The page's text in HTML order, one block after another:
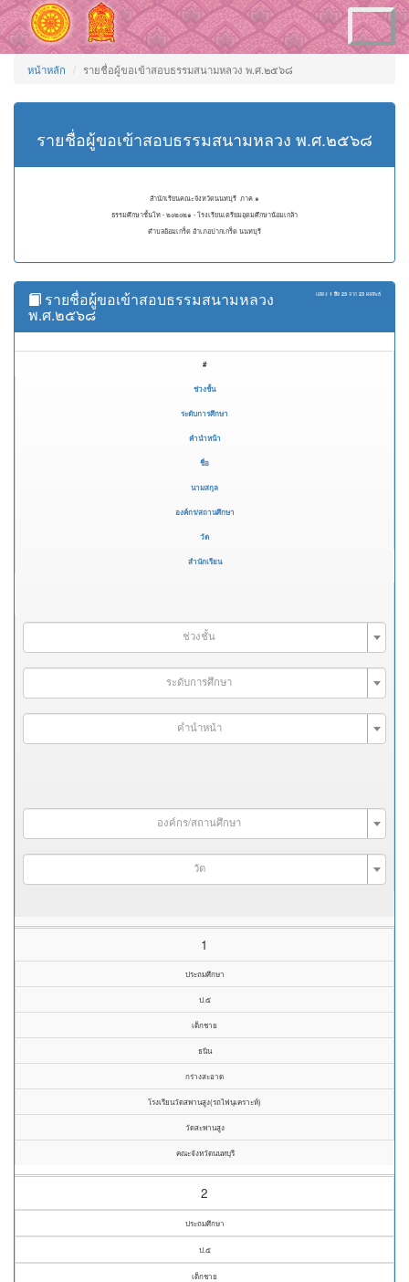
Toggle
navigation
หน้าหลัก รายชื่อผู้ขอเข้าสอบธรรมสนามหลวง พ.ศ.๒๕๖๘
รายชื่อผู้ขอเข้าสอบธรรมสนามหลวง พ.ศ.๒๕๖๘
สำนักเรียนคณะจังหวัดนนทบุรี ภาค ๑
ธรรมศึกษาชั้นโท - ๒๐๒๐๒๑ - โรงเรียนเตรียมอุดมศึกษาน้อมเกล้า
ตำบลอ้อมเกร็ด อำเภอปากเกร็ด นนทบุรี
แสดง 1 ถึง 23 จาก 23 ผลลัพธ์
รายชื่อผู้ขอเข้าสอบธรรมสนามหลวง
พ.ศ.๒๕๖๘
#
ช่วงชั้น
ระดับการศึกษา
คำนำหน้า
ชื่อ
นามสกุล
องค์กร/สถานศึกษา
วัด
สำนักเรียน
ช่วงชั้น
ระดับการศึกษา
คำนำหน้า
องค์กร/สถานศึกษา
วัด
1
ประถมศึกษา
ป.๕
เด็กชาย
ธนิน
กร่างสะอาด
โรงเรียนวัดสพานสูง(รถไฟนุเคราะห์)
วัดสะพานสูง
คณะจังหวัดนนทบุรี
2
ประถมศึกษา
ป.๕
เด็กชาย